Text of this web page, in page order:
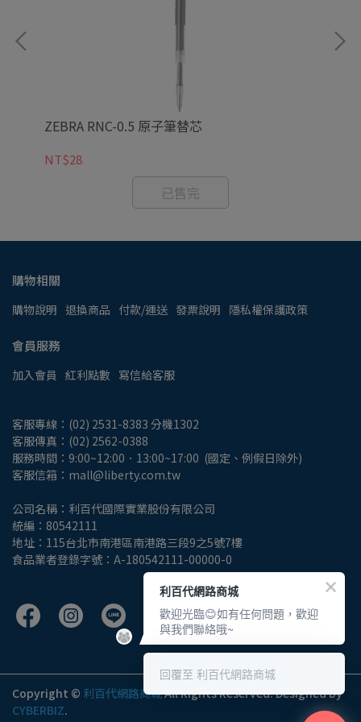
ZEBRA RNC-0.5 原子筆替芯
NT$28
已售完
購物相關
購物說明 退換商品 付款/運送 發票說明 隱私權保護政策
會員服務
加入會員 紅利點數 寫信給客服
客服專線：(02) 2531-8383 分機1302
客服傳真：(02) 2562-0388
服務時間：9:00~12:00．13:00~17:00  (國定、例假日除外)
客服信箱：mall@liberty.com.tw
公司名稱：利百代國際實業股份有限公司
統編：80542111
地址：115台北市南港區南港路三段9之5號7樓
食品業者登錄字號：A-180542111-00000-0
Copyright © 利百代網路商城All Rights Reserved.Designed by
CYBERBIZ.
利百代網路商城
歡迎光臨😊如有任何問題，歡迎
與我們聯絡哦~
回覆至 利百代網路商城